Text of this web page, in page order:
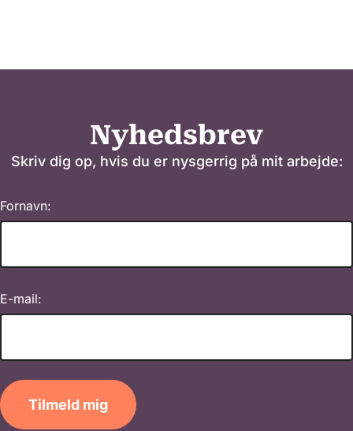
Nyhedsbrev
Skriv dig op, hvis du er nysgerrig på mit arbejde:
Fornavn:
E-mail:
Tilmeld mig